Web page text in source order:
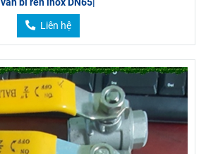
Liên hệ